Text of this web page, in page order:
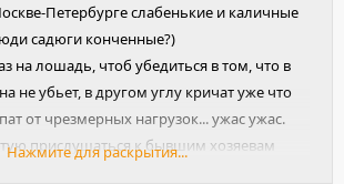
Петербурге слабенькие и каличные
садюги конченные?)
на лошадь, чтоб убедиться в том, что в
не убьет, в другом углу кричат уже что
от чрезмерных нагрузок... ужас ужас.
прислушаться к бывшим хозяевам
Нажмите для раскрытия...